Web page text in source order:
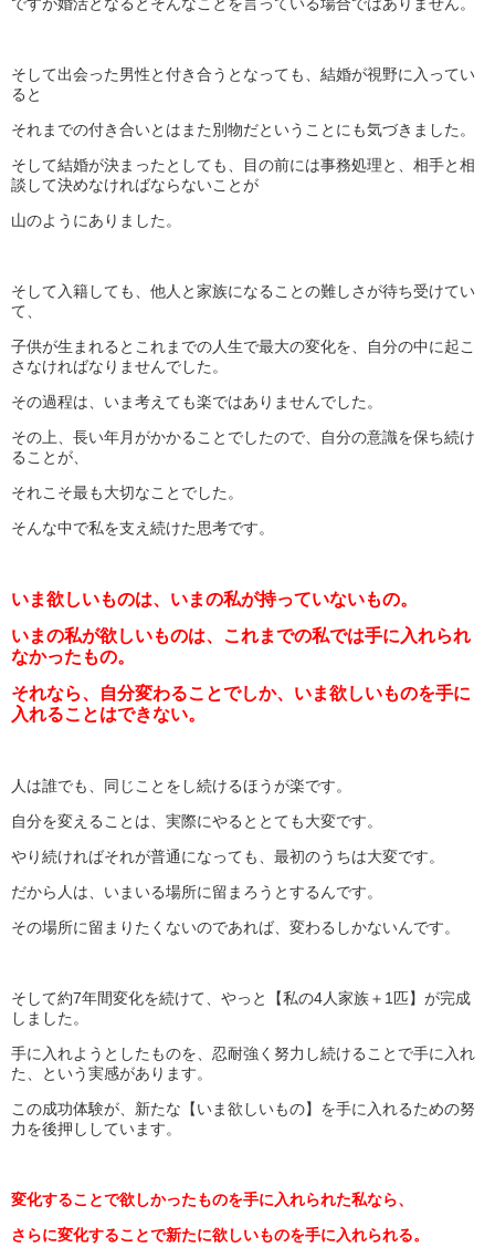
ですが婚活となるとそんなことを言っている場合ではありません。
そして出会った男性と付き合うとなっても、結婚が視野に入ってい
ると
それまでの付き合いとはまた別物だということにも気づきました。
そして結婚が決まったとしても、目の前には事務処理と、相手と相
談して決めなければならないことが
山のようにありました。
そして入籍しても、他人と家族になることの難しさが待ち受けてい
て、
子供が生まれるとこれまでの人生で最大の変化を、自分の中に起こ
さなければなりませんでした。
その過程は、いま考えても楽ではありませんでした。
その上、長い年月がかかることでしたので、自分の意識を保ち続け
ることが、
それこそ最も大切なことでした。
そんな中で私を支え続けた思考です。
いま欲しいものは、いまの私が持っていないもの。
いまの私が欲しいものは、これまでの私では手に入れられ
なかったもの。
それなら、自分変わることでしか、いま欲しいものを手に
入れることはできない。
人は誰でも、同じことをし続けるほうが楽です。
自分を変えることは、実際にやるととても大変です。
やり続ければそれが普通になっても、最初のうちは大変です。
だから人は、いまいる場所に留まろうとするんです。
その場所に留まりたくないのであれば、変わるしかないんです。
そして約7年間変化を続けて、やっと【私の4人家族＋1匹】が完成
しました。
手に入れようとしたものを、忍耐強く努力し続けることで手に入れ
た、という実感があります。
この成功体験が、新たな【いま欲しいもの】を手に入れるための努
力を後押ししています。
変化することで欲しかったものを手に入れられた私なら、
さらに変化することで新たに欲しいものを手に入れられる。